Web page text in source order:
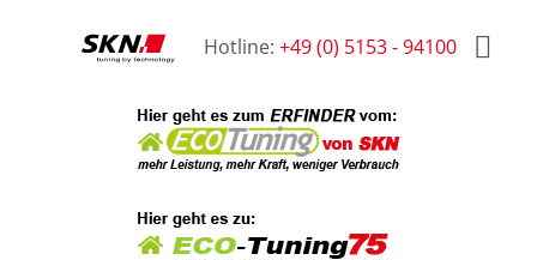
Hotline:+49 (0) 5153 - 94100